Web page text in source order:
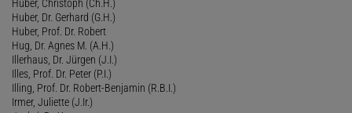
Huber, Christoph (Ch.H.)
Huber, Dr. Gerhard (G.H.)
Huber, Prof. Dr. Robert
Hug, Dr. Agnes M. (A.H.)
Illerhaus, Dr. Jürgen (J.I.)
Illes, Prof. Dr. Peter (P.I.)
Illing, Prof. Dr. Robert-Benjamin (R.B.I.)
Irmer, Juliette (J.Ir.)